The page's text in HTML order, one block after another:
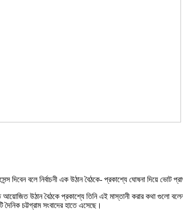
দিবেন বলে নির্বাচনী এক উঠান বৈঠকে- প্রকাশ্যে ঘোষনা দিয়ে
আয়োজিত উঠান বৈঠকে প্রকাশ্যে তিনি এই মাস্তানী করার কথা গুলো
চট্টগ্রাম সংবাদের হাতে এসেছে।